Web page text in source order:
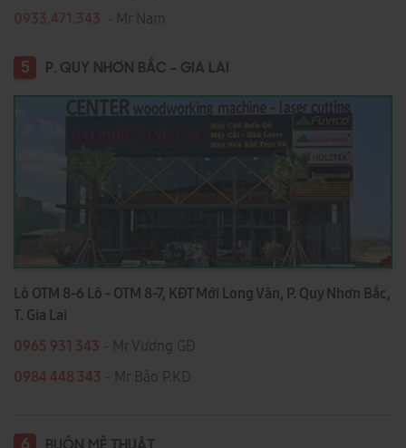
0933.471.343 - Mr Nam
5 P. QUY NHƠN BẮC - GIA LAI
Lô OTM 8-6 Lô - OTM 8-7, KĐT Mới Long Vân, P. Quy Nhơn Bắc,
T. Gia Lai
0965 931 343 - Mr Vương GĐ
0984 448 343 - Mr Bảo P.KD